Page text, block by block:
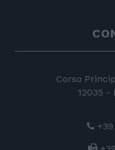
Corso
12035 -
+39